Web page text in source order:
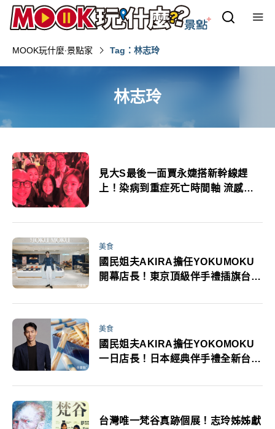
MOOK玩什麼‧景點家 Tag：林志玲
林志玲
見大S最後一面賈永婕搭新幹線趕
上！染病到重症死亡時間軸 流感致
美食
國民姐夫AKIRA擔任YOKUMOKU
開幕店長！東京頂級伴手禮插旗台南
美食
國民姐夫AKIRA擔任YOKOMOKU
一日店長！日本經典伴手禮全新台南
台灣唯一梵谷真跡個展！志玲姊姊獻